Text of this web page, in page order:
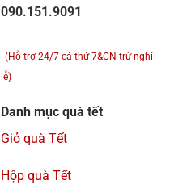
090.151.9091
(Hỗ trợ 24/7 cả thứ 7&CN trừ nghỉ
lễ)
Danh mục quà tết
Giỏ quà Tết
Hộp quà Tết